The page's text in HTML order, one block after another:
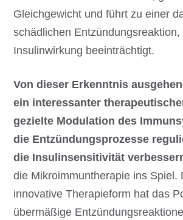
Gleichgewicht und führt zu einer
schädlichen Entzündungsreaktion,
Insulinwirkung beeinträchtigt.
Von dieser Erkenntnis
ein interessanter
gezielte Modulation des
die Entzündungsprozesse
die Insulinsensitivität
die Mikroimmuntherapie ins Spiel.
innovative Therapieform hat das
übermäßige